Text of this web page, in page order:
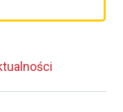
do następnego